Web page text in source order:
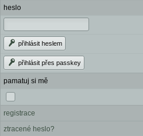
heslo
přihlásit heslem
přihlásit přes passkey
pamatuj si mě
registrace
ztracené heslo?